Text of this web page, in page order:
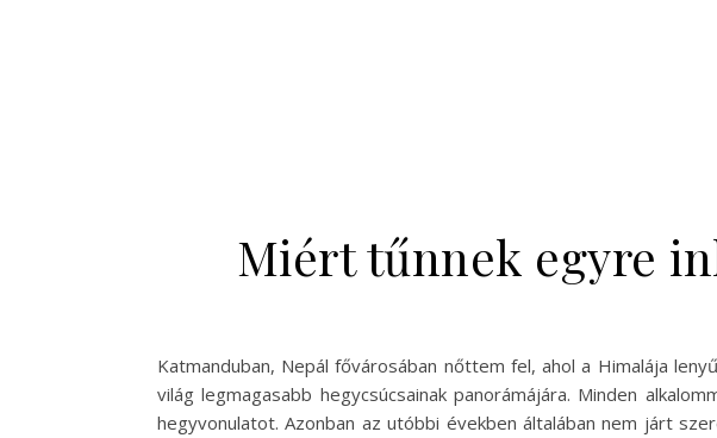
Miért tűnnek egyre
Katmanduban, Nepál fővárosában nőttem fel, ahol a Himalája
világ legmagasabb hegycsúcsainak panorámájára. Minden
hegyvonulatot. Azonban az utóbbi években általában nem járt